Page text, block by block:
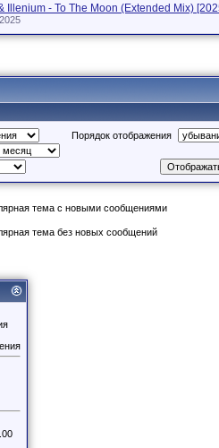
Illenium - To The Moon (Extended Mix)
Порядок отображения
тема с новыми сообщениями
тема без новых сообщений